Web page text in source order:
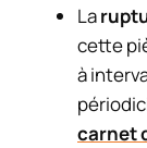
La
cette
à
carnet